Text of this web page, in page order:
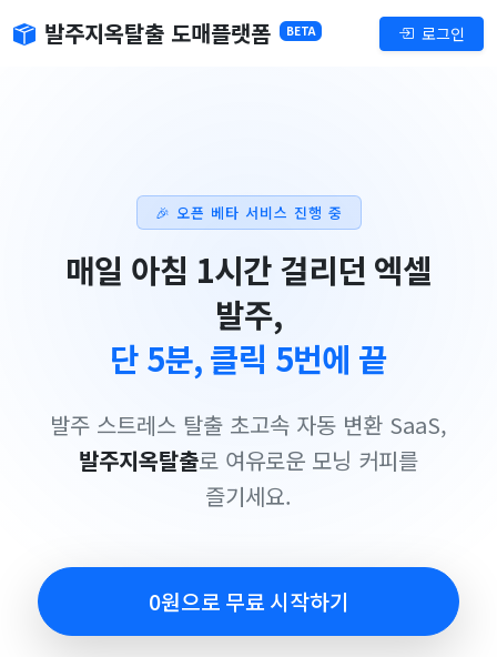
발주지옥탈출 도매플랫폼 BETA 로그인
🎉 오픈 베타 서비스 진행 중
매일 아침 1시간 걸리던 엑셀
발주,
단 5분, 클릭 5번에 끝
발주 스트레스 탈출 초고속 자동 변환 SaaS,
발주지옥탈출로 여유로운 모닝 커피를
즐기세요.
0원으로 무료 시작하기